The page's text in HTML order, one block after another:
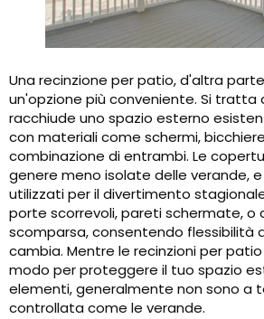
Una recinzione per patio, d'altra
un'opzione più conveniente. Si tratta
racchiude uno spazio esterno
con materiali come schermi,
combinazione di entrambi. Le
genere meno isolate delle verande,
utilizzati per il divertimento
porte scorrevoli, pareti schermate, o
scomparsa, consentendo flessibilità
cambia. Mentre le recinzioni per
modo per proteggere il tuo spazio
elementi, generalmente non sono a
controllata come le verande.